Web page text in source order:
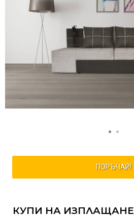
ПОРЪЧАЙ!
КУПИ НА ИЗПЛАЩАНЕ